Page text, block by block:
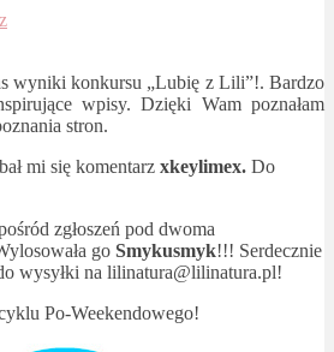
wyniki konkursu „Lubię z Lili”!. Bardzo
wpisy. Dzięki Wam poznałam
stron.
mi się komentarz xkeylimex. Do
zgłoszeń pod dwoma
go Smykusmyk!!! Serdecznie
wysyłki na lilinatura@lilinatura.pl!
Po-Weekendowego!